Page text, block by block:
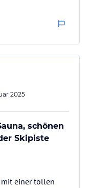
im
in Riezlern.
2025
schönen
Skipiste
einer tollen